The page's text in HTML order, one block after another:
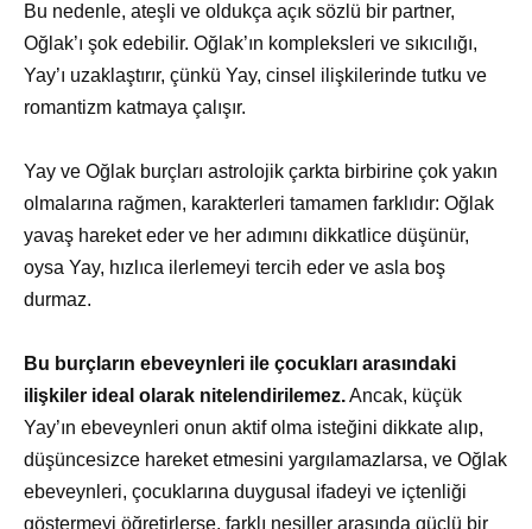
Bu nedenle, ateşli ve oldukça açık sözlü bir partner,
Oğlak’ı şok edebilir. Oğlak’ın kompleksleri ve sıkıcılığı,
Yay’ı uzaklaştırır, çünkü Yay, cinsel ilişkilerinde tutku ve
romantizm katmaya çalışır.
Yay ve Oğlak burçları astrolojik çarkta birbirine çok yakın
olmalarına rağmen, karakterleri tamamen farklıdır: Oğlak
yavaş hareket eder ve her adımını dikkatlice düşünür,
oysa Yay, hızlıca ilerlemeyi tercih eder ve asla boş
durmaz.
Bu burçların ebeveynleri ile çocukları arasındaki
ilişkiler ideal olarak nitelendirilemez.Ancak, küçük
Yay’ın ebeveynleri onun aktif olma isteğini dikkate alıp,
düşüncesizce hareket etmesini yargılamazlarsa, ve Oğlak
ebeveynleri, çocuklarına duygusal ifadeyi ve içtenliği
göstermeyi öğretirlerse, farklı nesiller arasında güçlü bir